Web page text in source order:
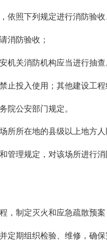
依照下列规定进行消防验收
消防验收；
机关消防机构应当进行抽查
投入使用；其他建设工程
院公安部门规定。
所在地的县级以上地方
理规定，对该场所进行
，制定灭火和应急疏散预案
定期组织检验、维修，确保